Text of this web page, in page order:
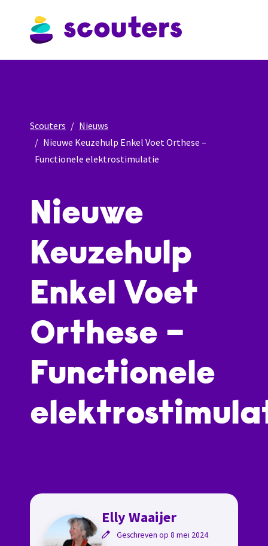
Scouters
Nieuws
Nieuwe Keuzehulp Enkel Voet Orthese –
Functionele elektrostimulatie
Nieuwe
Keuzehulp
Enkel Voet
Orthese –
Functionele
Elly Waaijer
Geschreven op 8 mei 2024